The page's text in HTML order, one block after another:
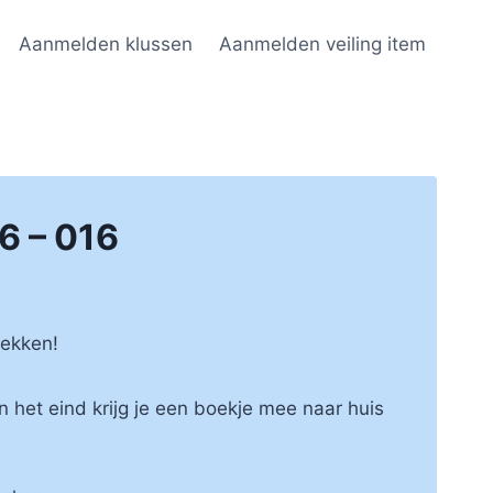
Aanmelden klussen Aanmelden veiling item
– 016
het eind krijg je een boekje mee naar huis